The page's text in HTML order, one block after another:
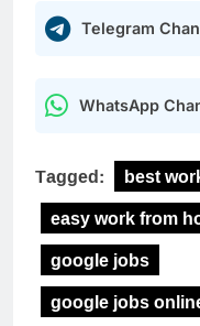
Telegram
WhatsApp
Tagged:
best
easy work from
google jobs
google jobs